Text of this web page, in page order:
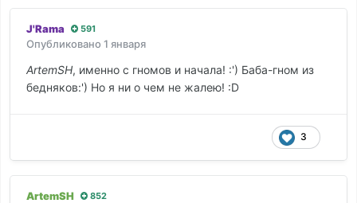
J'Rama 591
Опубликовано 1 января
ArtemSH, именно с гномов и начала! :') Баба-гном из
бедняков:') Но я ни о чем не жалею! :D
3
ArtemSH 852